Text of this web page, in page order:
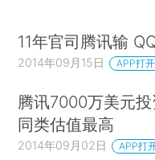
11年官司腾讯输
2014年09月15日 APP打开
腾讯7000万美元
同类估值最高
2014年09月02日 APP打